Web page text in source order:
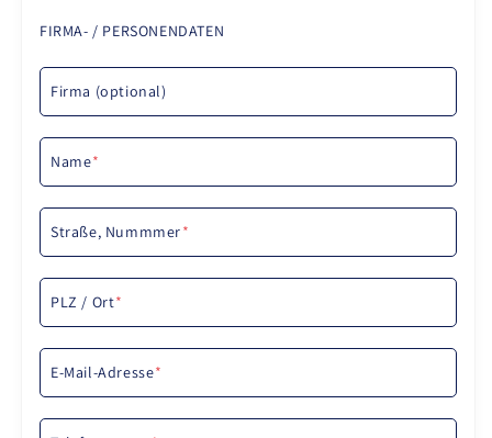
FIRMA- / PERSONENDATEN
Firma (optional)
Name*
Straße, Nummmer*
PLZ / Ort*
E-Mail-Adresse*